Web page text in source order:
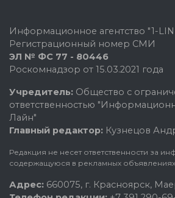
Информационное агентство "1-
Регистрационный номер СМИ
ЭЛ № ФС 77 - 80446
Роскомнадзор от 15.03.2021 года
Учредитель: Общество с
ответственностью
Лайн"
Главный редактор: Кузнецов
Редакция не несет ответственности за
содержащуюся в рекламных объявлениях.
Адрес: 660075, г. Красноярск,